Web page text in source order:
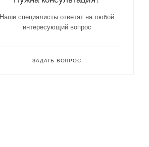
Наши специалисты ответят на любой
интересующий вопрос
ЗАДАТЬ ВОПРОС